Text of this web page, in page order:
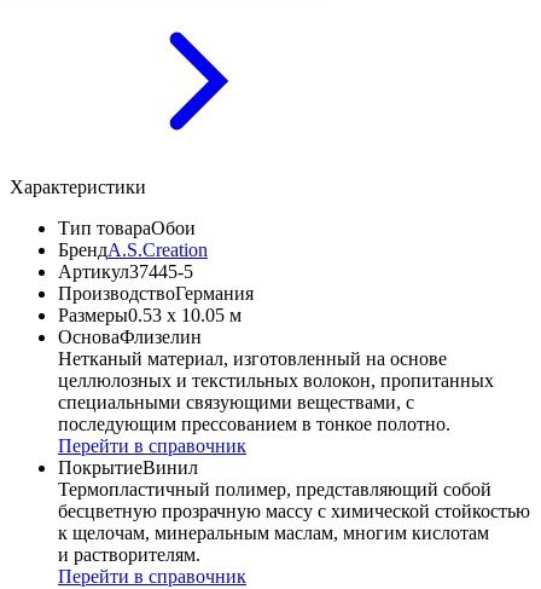
Характеристики
Тип товараОбои
БрендA.S.Creation
Артикул37445-5
ПроизводствоГермания
Размеры0.53 x 10.05 м
ОсноваФлизелин
Нетканый материал, изготовленный на основе
целлюлозных и текстильных волокон, пропитанных
специальными связующими веществами, с
последующим прессованием в тонкое полотно.
Перейти в справочник
ПокрытиеВинил
Термопластичный полимер, представляющий собой
бесцветную прозрачную массу с химической стойкостью
к щелочам, минеральным маслам, многим кислотам
и растворителям.
Перейти в справочник